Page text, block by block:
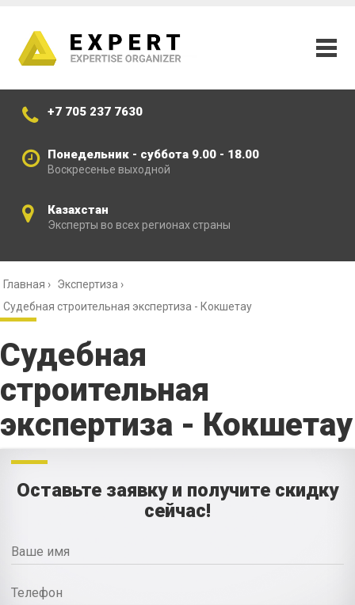
+7 705 237 7630
Понедельник - суббота 9.00 - 18.00
Воскресенье выходной
Казахстан
Эксперты во всех регионах страны
Главная › Экспертиза ›
Судебная строительная экспертиза - Кокшетау
Судебная
строительная
экспертиза - Кокшетау
Оставьте заявку и получите скидку
сейчас!